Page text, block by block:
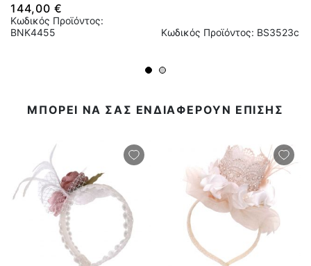
144,00 €
Κωδικός Προϊόντος:
BNK4455
Κωδικός Προϊόντος: BS3523c
ΜΠΟΡΕΙ ΝΑ ΣΑΣ ΕΝΔΙΑΦΕΡΟΥΝ ΕΠΙΣΗΣ